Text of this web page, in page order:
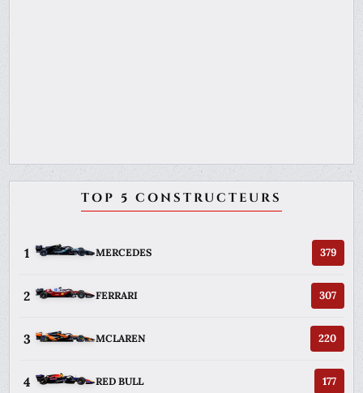
TOP 5 CONSTRUCTEURS
1 MERCEDES 379
2 FERRARI 307
3 MCLAREN 220
4 RED BULL 177